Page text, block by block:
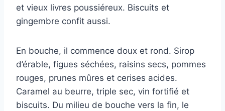
et vieux livres poussiéreux. Biscuits et
gingembre confit aussi.
En bouche, il commence doux et rond. Sirop
d’érable, figues séchées, raisins secs, pommes
rouges, prunes mûres et cerises acides.
Caramel au beurre, triple sec, vin fortifié et
biscuits. Du milieu de bouche vers la fin, le